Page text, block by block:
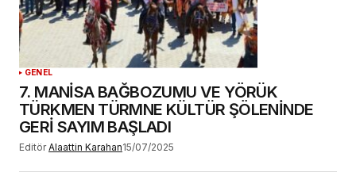
GENEL
7. MANİSA BAĞBOZUMU VE YÖRÜK
TÜRKMEN TÜRMNE KÜLTÜR ŞÖLENİNDE
GERİ SAYIM BAŞLADI
Editör Alaattin Karahan15/07/2025